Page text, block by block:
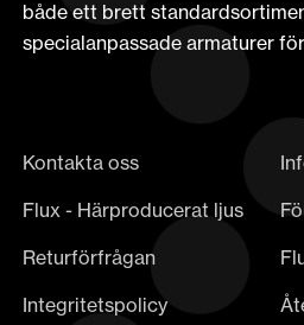
både ett brett
specialanpassade armaturer
Kontakta oss
Flux - Härproducerat ljus
Returförfrågan
Integritetspolicy